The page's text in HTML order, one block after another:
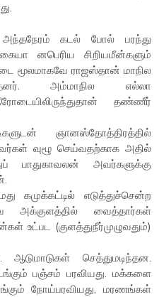
கடல் போல் பரந்து
னபெரிய சிறியமீன்களும்
மூலமாகவே ராஜஸ்தான் மாநில
அம்மாநில எல்லா
தண்ணீர்
ஞானஸ்தோத்திரத்தில்
வுழூ செய்வதற்காக அதில்
பாதுகாவலன் அவர்களுக்கு
கமுக்கட்டில் எடுத்துச்சென்ற
அக்குளத்தில் வைத்தார்கள்
உட்பட (குளத்துநீர்முழுவதும்)
செத்துமடிந்தன.
பஞ்சம் பரவியது. மக்களை
எங்கும் நோய்பரவியது, மரணங்கள்